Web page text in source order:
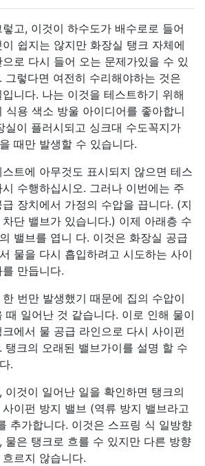
렇고, 이것이 하수도가 배수로로 들어
이 쉽지는 않지만 화장실 탱크 자체에
로 다시 들어 오는 문제가있을 수 있
그렇다면 여전히 수리해야하는 것은
입니다. 나는 이것을 테스트하기 위해
식용 색소 방울 아이디어를 좋아합니
실이 플러시되고 싱크대 수도꼭지가
때만 발생할 수 있습니다.
트에 아무것도 표시되지 않으면 테스
시 수행하십시오. 그러나 이번에는 주
급 장치에서 가정의 수압을 끕니다. (지
단 밸브가 있습니다.) 이제 아래층 수
밸브를 엽니 다. 이것은 화장실 공급
물을 다시 흡입하려고 시도하는 사이
만듭니다.
한 번만 발생했기 때문에 집의 수압이
때 일어난 것 같습니다. 이로 인해 물이
크에서 물 공급 라인으로 다시 사이펀
탱크의 오래된 밸브가이를 설명 할 수
.
이것이 일어난 일을 확인하면 탱크의
사이펀 방지 밸브 (역류 방지 밸브라고
추가합니다. 이것은 스프링 식 일방향
물은 탱크로 흐를 수 있지만 다른 방향
흐르지 않습니다.